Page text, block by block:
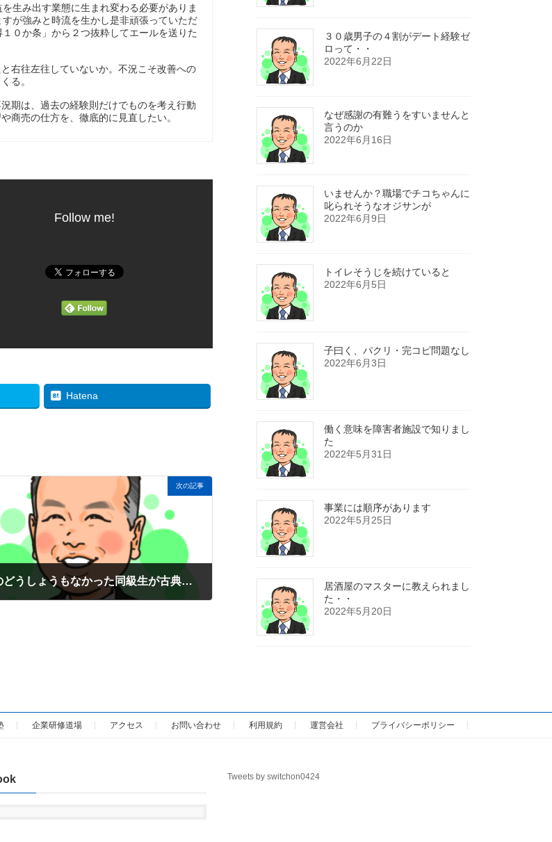
生み出す業態に生まれ変わる必要がありま
が強みと時流を生かし是非頑張っていただ
０か条」から２つ抜粋してエールを送りた
往左往していないか。不況こそ改善への
る。
は、過去の経験則だけでものを考え行動
商売の仕方を、徹底的に見直したい。
Follow me!
Hatena
次の記事
あのどうしょうもなかった同級生が古典の素読を続けた結果は
３０歳男子の４割がデート経験ゼ
ロって・・
2022年6月22日
なぜ感謝の有難うをすいませんと
言うのか
2022年6月16日
いませんか？職場でチコちゃんに
叱られそうなオジサンが
2022年6月9日
トイレそうじを続けていると
2022年6月5日
子曰く、パクリ・完コピ問題なし
2022年6月3日
働く意味を障害者施設で知りまし
た
2022年5月31日
事業には順序があります
2022年5月25日
居酒屋のマスターに教えられまし
た・・
2022年5月20日
企業研修道場 アクセス お問い合わせ 利用規約 運営会社 プライバシーポリシー
Tweets by switchon0424